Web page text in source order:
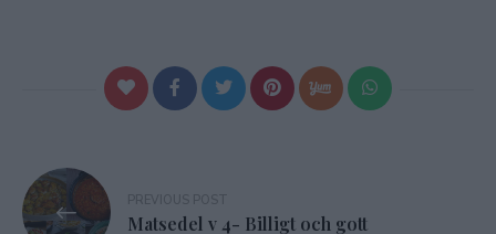
Inläggsnavigering
Matsedel v 4- Billigt och gott